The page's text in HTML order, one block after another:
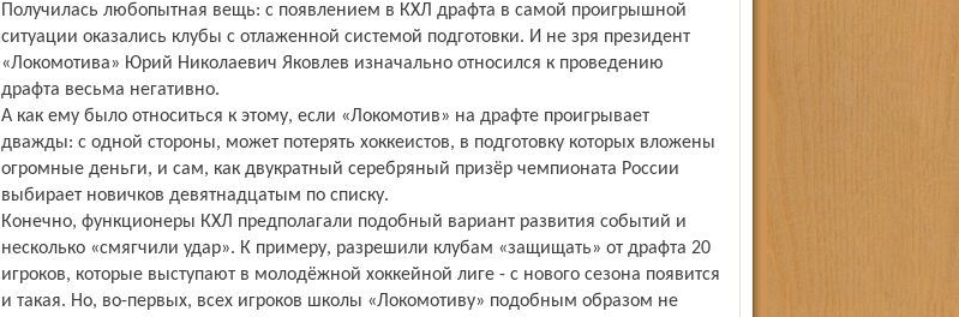
Получилась любопытная вещь: с появлением в КХЛ драфта в самой проигрышной
ситуации оказались клубы с отлаженной системой подготовки. И не зря президент
«Локомотива» Юрий Николаевич Яковлев изначально относился к проведению
драфта весьма негативно.
А как ему было относиться к этому, если «Локомотив» на драфте проигрывает
дважды: с одной стороны, может потерять хоккеистов, в подготовку которых вложены
огромные деньги, и сам, как двукратный серебряный призёр чемпионата России
выбирает новичков девятнадцатым по списку.
Конечно, функционеры КХЛ предполагали подобный вариант развития событий и
несколько «смягчили удар». К примеру, разрешили клубам «защищать» от драфта 20
игроков, которые выступают в молодёжной хоккейной лиге - с нового сезона появится
и такая. Но, во-первых, всех игроков школы «Локомотиву» подобным образом не